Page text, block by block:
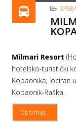
Milmari Resort
hotelsko-turistički
Kopaonika, lociran
Kopaonik-Raška.
Opširnije...